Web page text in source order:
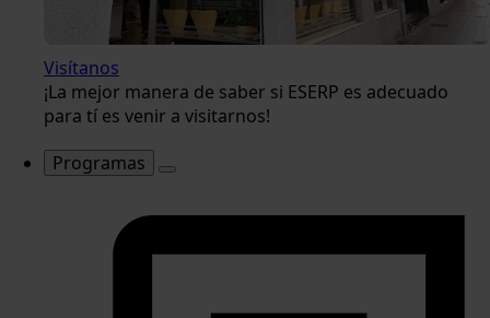
Visítanos
¡La mejor manera de saber si ESERP es adecuado
para tí es venir a visitarnos!
Programas